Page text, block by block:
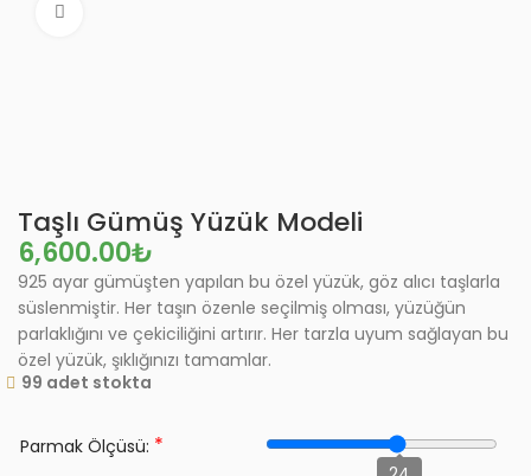
Taşlı Gümüş Yüzük Modeli
₺
925 ayar gümüşten yapılan bu özel yüzük, göz alıcı taşlarla
süslenmiştir. Her taşın özenle seçilmiş olması, yüzüğün
parlaklığını ve çekiciliğini artırır. Her tarzla uyum sağlayan bu
özel yüzük, şıklığınızı tamamlar.
99 adet stokta
Parmak Ölçüsü: *